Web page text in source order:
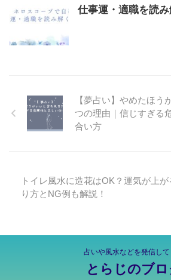
仕事運・適職を読
【夢占い】やめたほう
つの理由｜信じすぎる
合い方
トイレ風水に造花はOK？運気が上が
り方とNG例も解説！
占いや風水などを発信し
とらじのブ